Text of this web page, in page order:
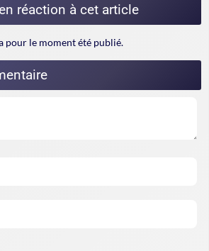
réaction à cet article
pour le moment été publié.